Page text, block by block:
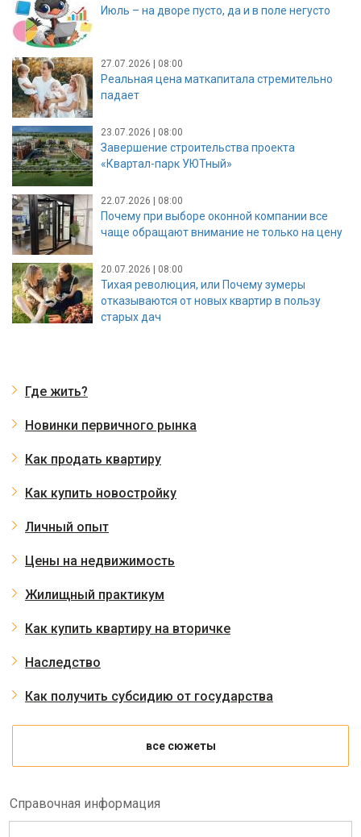
Июль – на дворе пусто, да и в поле негусто
27.07.2026 | 08:00
Реальная цена маткапитала стремительно
падает
23.07.2026 | 08:00
Завершение строительства проекта
«Квартал-парк УЮТный»
22.07.2026 | 08:00
Почему при выборе оконной компании все
чаще обращают внимание не только на цену
20.07.2026 | 08:00
Тихая революция, или Почему зумеры
отказываются от новых квартир в пользу
старых дач
Где жить?
Новинки первичного рынка
Как продать квартиру
Как купить новостройку
Личный опыт
Цены на недвижимость
Жилищный практикум
Как купить квартиру на вторичке
Наследство
Как получить субсидию от государства
все сюжеты
Справочная информация